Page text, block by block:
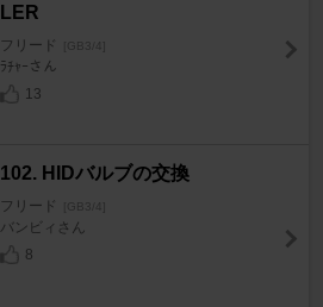
LER
フリード [GB3/4]
ﾗﾁｬｰさん
13
102. HIDバルブの交換
フリード [GB3/4]
バンビィさん
8